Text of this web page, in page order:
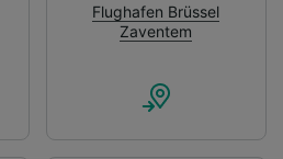
Flughafen Brüssel
Zaventem